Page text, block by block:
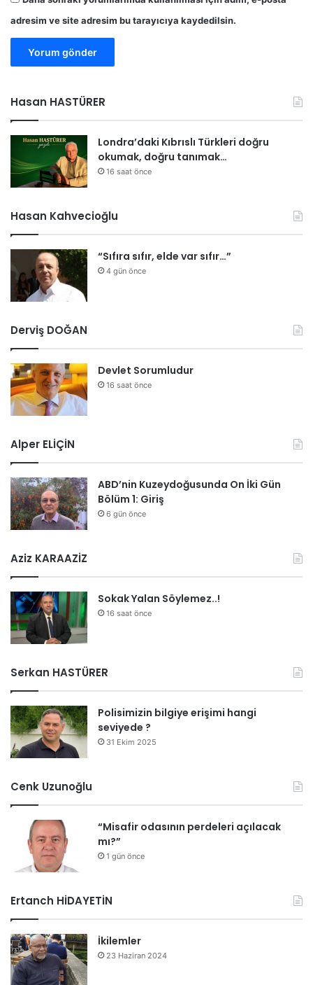
adresim ve site adresim bu tarayıcıya kaydedilsin.
Hasan HASTÜRER
Londra’daki Kıbrıslı Türkleri doğru
okumak, doğru tanımak…
16 saat önce
Hasan Kahvecioğlu
“Sıfıra sıfır, elde var sıfır…”
4 gün önce
Derviş DOĞAN
Devlet Sorumludur
16 saat önce
Alper ELİÇİN
ABD’nin Kuzeydoğusunda On İki Gün
Bölüm 1: Giriş
6 gün önce
Aziz KARAAZİZ
Sokak Yalan Söylemez..!
16 saat önce
Serkan HASTÜRER
Polisimizin bilgiye erişimi hangi
seviyede ?
31 Ekim 2025
Cenk Uzunoğlu
“Misafir odasının perdeleri açılacak
mı?”
1 gün önce
Ertanch HİDAYETİN
İkilemler
23 Haziran 2024